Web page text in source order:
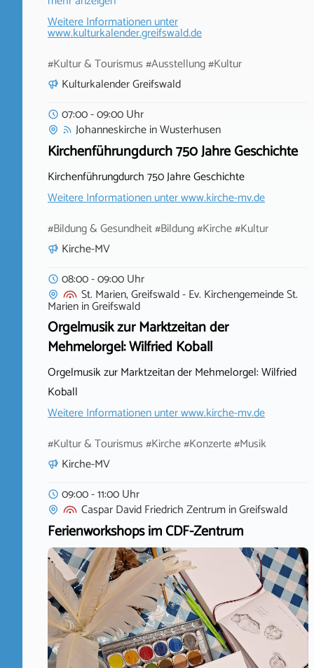
Weitere Informationen unter
www.kulturkalender.greifswald.de
#Kultur & Tourismus #Ausstellung #Kultur
Kulturkalender Greifswald
07:00 - 09:00 Uhr
JohanneskircheinWusterhusen
Kirchenführungdurch 750 Jahre Geschichte
Kirchenführungdurch 750 Jahre Geschichte
Weitere Informationen unterwww.kirche-mv.de
#Bildung & Gesundheit #Bildung #Kirche #Kultur
Kirche-MV
08:00 - 09:00 Uhr
St. Marien, Greifswald - Ev. Kirchengemeinde St.
MarieninGreifswald
Orgelmusik zur Marktzeitan der
Mehmelorgel: Wilfried Koball
Orgelmusik zur Marktzeitan der Mehmelorgel: Wilfried
Koball
Weitere Informationen unterwww.kirche-mv.de
#Kultur & Tourismus #Kirche #Konzerte #Musik
Kirche-MV
09:00 - 11:00 Uhr
Caspar David Friedrich ZentruminGreifswald
Ferienworkshops im CDF-Zentrum